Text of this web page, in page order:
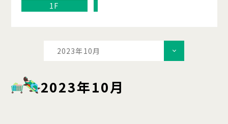
1F
2023年10月
2023年10月